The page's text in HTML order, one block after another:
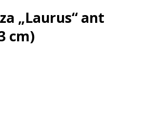
„Laurus“ ant
cm)